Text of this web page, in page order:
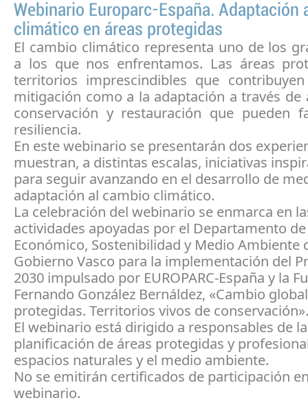
Webinario Europarc-España. Adaptación
climático en áreas protegidas
El cambio climático representa uno de los
a los que nos enfrentamos. Las áreas
territorios imprescindibles que
mitigación como a la adaptación a través de
conservación y restauración que pueden
resiliencia.
En este webinario se presentarán dos
muestran, a distintas escalas, iniciativas
para seguir avanzando en el desarrollo de
adaptación al cambio climático.
La celebración del webinario se enmarca en
actividades apoyadas por el Departamento
Económico, Sostenibilidad y Medio Ambiente
Gobierno Vasco para la implementación del
2030 impulsado por EUROPARC-España y la
Fernando González Bernáldez, «Cambio
protegidas. Territorios vivos de conservación».
El webinario está dirigido a responsables de
planificación de áreas protegidas y
espacios naturales y el medio ambiente.
No se emitirán certificados de participación
webinario.